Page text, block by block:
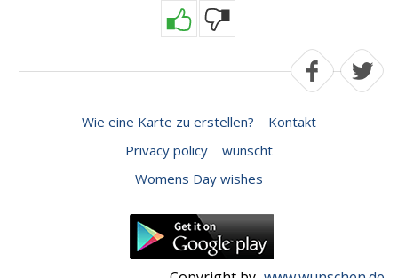
Wie eine Karte zu erstellen?
Kontakt
Privacy policy
wünscht
Womens Day wishes